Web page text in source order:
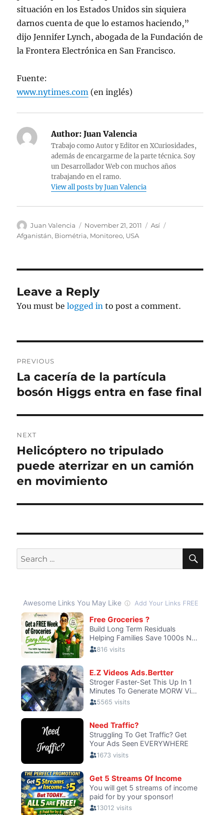
situación en los Estados Unidos sin siquiera
darnos cuenta de que lo estamos haciendo,”
dijo Jennifer Lynch, abogada de la Fundación de
la Frontera Electrónica en San Francisco.
Fuente:
www.nytimes.com (en inglés)
Author: Juan Valencia
Trabajo como Autor y Editor en XCuriosidades,
además de encargarme de la parte técnica. Soy
un Desarrollador Web con muchos años
trabajando en el ramo.
View all posts by Juan Valencia
Author
Juan Valencia
Posted
on
November 21, 2011 Categories
Así
Afganistán, Biométria, Monitoreo, USA
Leave a Reply
You must belogged in to post a comment.
navigation
PREVIOUS
Previous
post:
La cacería de la partícula
bosón Higgs entra en fase final
NEXT
Next
post:
Helicóptero no tripulado
puede aterrizar en un camión
en movimiento
Search
for: